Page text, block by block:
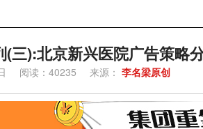
(三):北京新兴医院广告策略
阅读：40235 来源： 李名梁原创